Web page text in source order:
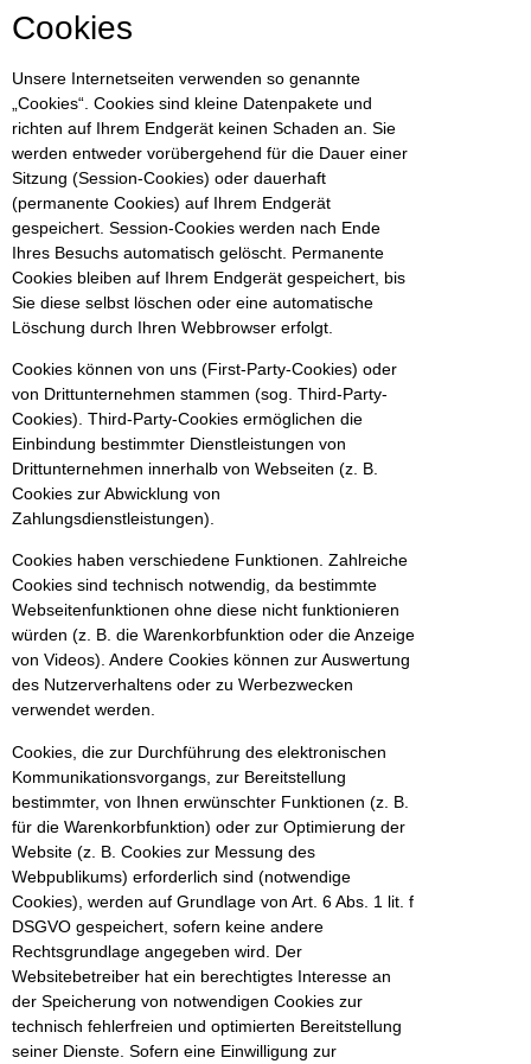
Cookies
Unsere Internetseiten verwenden so genannte
„Cookies“. Cookies sind kleine Datenpakete und
richten auf Ihrem Endgerät keinen Schaden an. Sie
werden entweder vorübergehend für die Dauer einer
Sitzung (Session-Cookies) oder dauerhaft
(permanente Cookies) auf Ihrem Endgerät
gespeichert. Session-Cookies werden nach Ende
Ihres Besuchs automatisch gelöscht. Permanente
Cookies bleiben auf Ihrem Endgerät gespeichert, bis
Sie diese selbst löschen oder eine automatische
Löschung durch Ihren Webbrowser erfolgt.
Cookies können von uns (First-Party-Cookies) oder
von Drittunternehmen stammen (sog. Third-Party-
Cookies). Third-Party-Cookies ermöglichen die
Einbindung bestimmter Dienstleistungen von
Drittunternehmen innerhalb von Webseiten (z. B.
Cookies zur Abwicklung von
Zahlungsdienstleistungen).
Cookies haben verschiedene Funktionen. Zahlreiche
Cookies sind technisch notwendig, da bestimmte
Webseitenfunktionen ohne diese nicht funktionieren
würden (z. B. die Warenkorbfunktion oder die Anzeige
von Videos). Andere Cookies können zur Auswertung
des Nutzerverhaltens oder zu Werbezwecken
verwendet werden.
Cookies, die zur Durchführung des elektronischen
Kommunikationsvorgangs, zur Bereitstellung
bestimmter, von Ihnen erwünschter Funktionen (z. B.
für die Warenkorbfunktion) oder zur Optimierung der
Website (z. B. Cookies zur Messung des
Webpublikums) erforderlich sind (notwendige
Cookies), werden auf Grundlage von Art. 6 Abs. 1 lit. f
DSGVO gespeichert, sofern keine andere
Rechtsgrundlage angegeben wird. Der
Websitebetreiber hat ein berechtigtes Interesse an
der Speicherung von notwendigen Cookies zur
technisch fehlerfreien und optimierten Bereitstellung
seiner Dienste. Sofern eine Einwilligung zur